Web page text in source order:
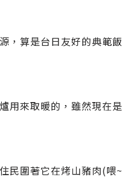
，算是台日友好的典範
用來取暖的，雖然現在
民圍著它在烤山豬肉(喂